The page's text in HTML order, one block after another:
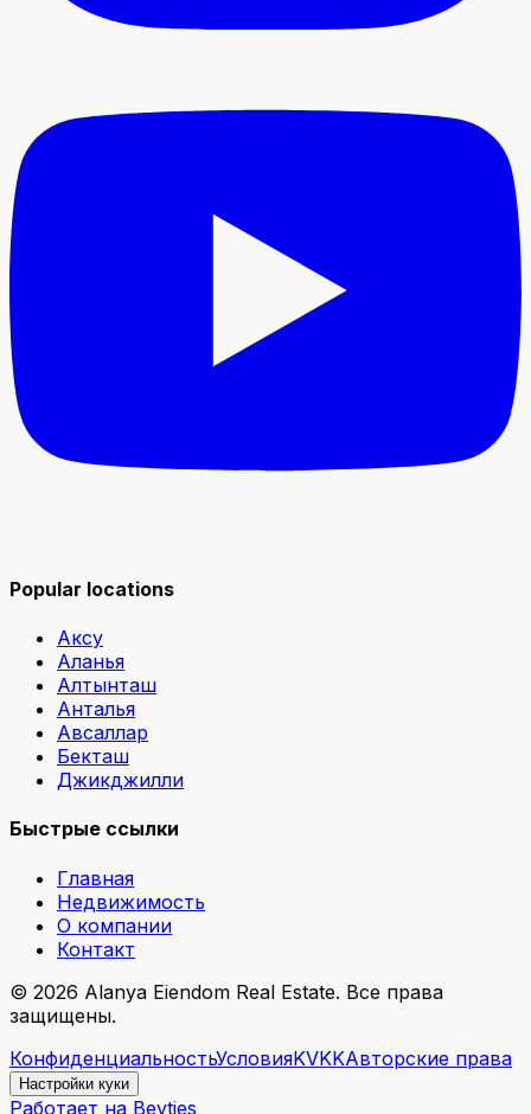
Popular locations
Аксу
Аланья
Алтынташ
Анталья
Авсаллар
Бекташ
Джикджилли
Быстрые ссылки
Главная
Недвижимость
О компании
Контакт
© 2026 Alanya Eiendom Real Estate. Все права
защищены.
КонфиденциальностьУсловияKVKKАвторские права
Настройки куки
Работает на Beyties